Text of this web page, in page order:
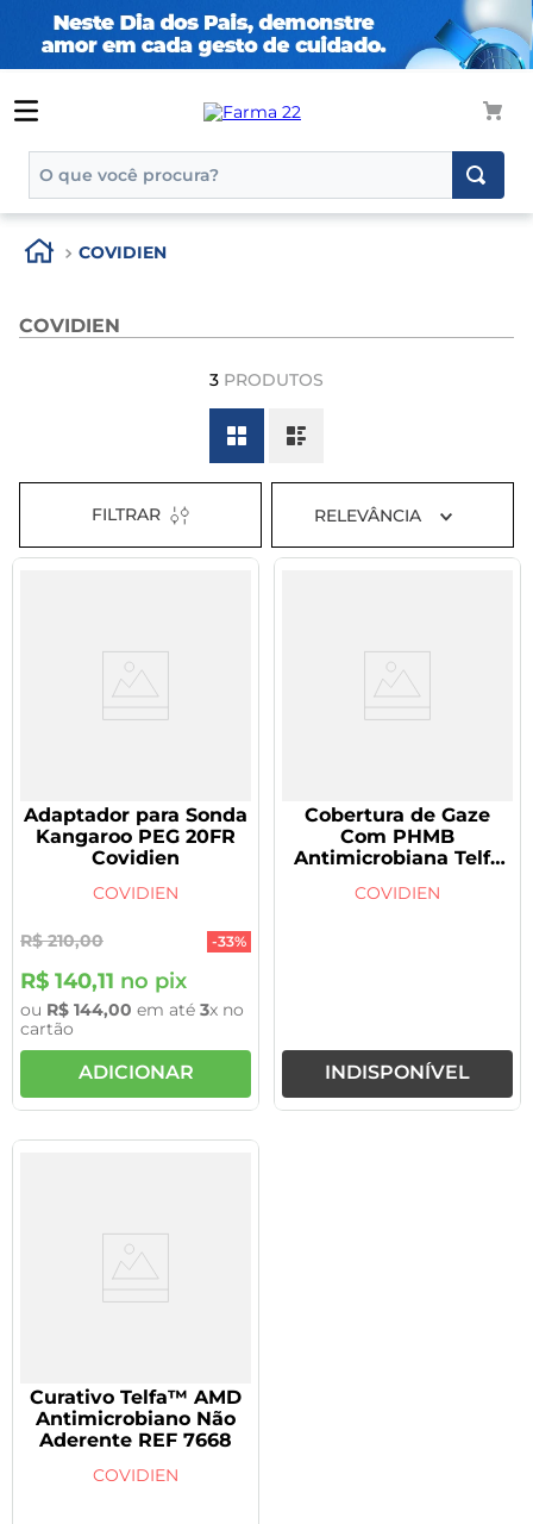
TERMOS MAIS BUSCADOS
1º
tadalafila
3º
generico
dipirona
8º
tadalafila 5mg
COVIDIEN
COVIDIEN
3 PRODUTOS
FILTRAR RELEVÂNCIA
Adaptador para Sonda
Kangaroo PEG 20FR
Covidien
COVIDIEN
R$ 210,00 -33%
R$ 140,11 no pix
ou R$ 144,00 em até 3x no
cartão
ADICIONAR
Cobertura de Gaze
Com PHMB
Antimicrobiana Telfa
Covidien 7662
COVIDIEN
INDISPONÍVEL
Curativo Telfa™ AMD
Antimicrobiano Não
Aderente REF 7668
COVIDIEN